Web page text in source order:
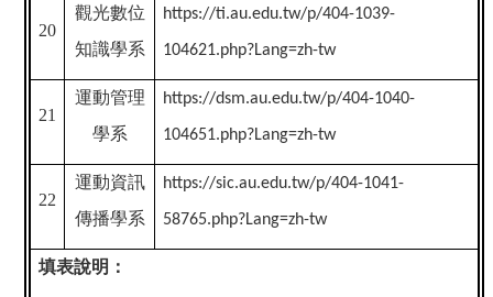
20
觀光數位
知識學系
https://ti.au.edu.tw/p/404-1039-
104621.php?Lang=zh-tw
21
運動管理
學系
https://dsm.au.edu.tw/p/404-1040-
104651.php?Lang=zh-tw
22
運動資訊
傳播學系
https://sic.au.edu.tw/p/404-1041-
58765.php?Lang=zh-tw
填表說明：